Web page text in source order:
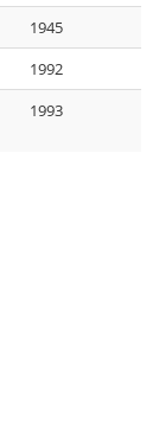
1945
1992
1993